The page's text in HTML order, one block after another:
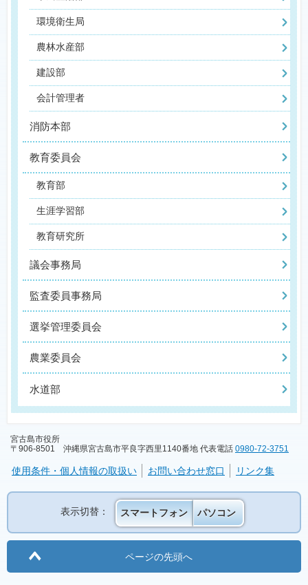
環境衛生局
農林水産部
建設部
会計管理者
消防本部
教育委員会
教育部
生涯学習部
教育研究所
議会事務局
監査委員事務局
選挙管理委員会
農業委員会
水道部
宮古島市役所
〒906-8501 沖縄県宮古島市平良字西里1140番地 代表電話 0980-72-3751
使用条件・個人情報の取扱い お問い合わせ窓口 リンク集
表示切替： スマートフォン パソコン
ページの先頭へ